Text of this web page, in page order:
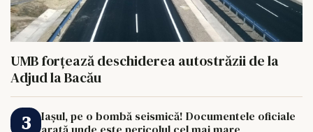
UMB forțează deschiderea autostrăzii de la
Adjud la Bacău
Iașul, pe o bombă seismică! Documentele oficiale